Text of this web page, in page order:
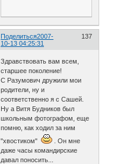
Поделиться 137
2007-
10-13 04:25:31
Здравствовать вам всем,
старшее поколение!
С Разумович дружили мои
родители, ну и
соответственно я с Сашей.
Ну а Витя Будников был
школьным фотографом, еще
помню, как ходил за ним
"хвостиком"
. Он мне
даже часы командирские
давал поносить...